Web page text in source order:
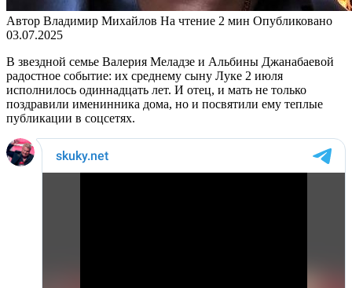
Автор Владимир Михайлов На чтение 2 мин Опубликовано
03.07.2025
В звездной семье Валерия Меладзе и Альбины Джанабаевой
радостное событие: их среднему сыну Луке 2 июля
исполнилось одиннадцать лет. И отец, и мать не только
поздравили именинника дома, но и посвятили ему теплые
публикации в соцсетях.